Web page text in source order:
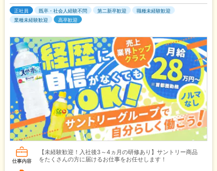
正社員 既卒・社会人経験不問 第二新卒歓迎
職種未経験歓迎
業種未経験歓迎
高卒歓迎
仕事内容
【未経験歓迎！入社後3～4ヵ月の研修あり】サントリー商品
をたくさんの方に届けるお仕事をお任せします！